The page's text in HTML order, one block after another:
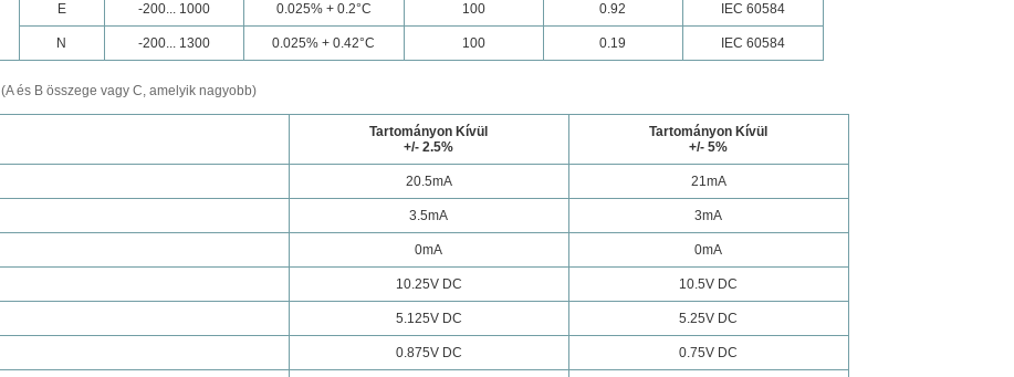
E -200... 1000 0.025% + 0.2°C 100 0.92 IEC 60584
N -200... 1300 0.025% + 0.42°C 100 0.19 IEC 60584
(A és B összege vagy C, amelyik nagyobb)
Tartományon Kívül
+/- 2.5%
Tartományon Kívül
+/- 5%
20.5mA 21mA
3.5mA 3mA
0mA 0mA
10.25V DC 10.5V DC
5.125V DC 5.25V DC
0.875V DC 0.75V DC